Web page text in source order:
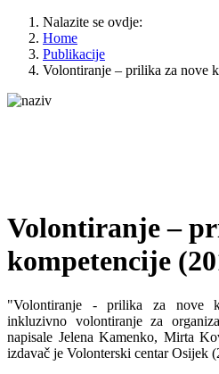
Nalazite se ovdje:
Home
Publikacije
Volontiranje – prilika za nove
Volontiranje –
kompetencije
"Volontiranje - prilika za nove
inkluzivno volontiranje za
napisale Jelena Kamenko, Mirta
izdavač je Volonterski centar Osijek